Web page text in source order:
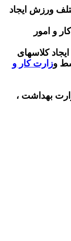
ورزش ایجاد
و امور
کلاسهای
وزارت کار و
بهداشت ،